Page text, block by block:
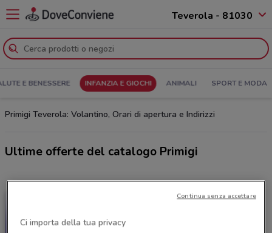
Teverola - 81030
E BENESSERE INFANZIA E GIOCHI ANIMALI SPORT E MODA
Primigi Teverola: Volantino, Orari di apertura e Indirizzi
Ultime offerte del catalogo Primigi
Ci importa della tua privacy
Continua senza accettare